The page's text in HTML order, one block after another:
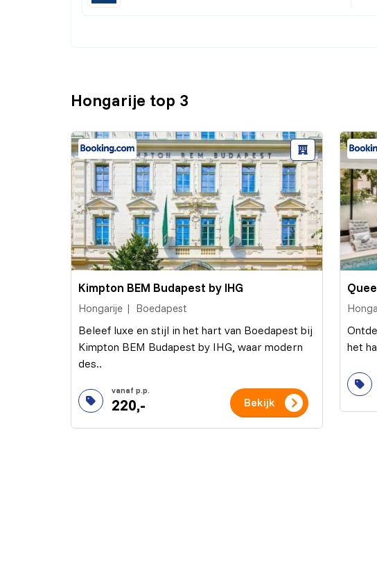
Hongarije top 3
Kimpton BEM Budapest by IHG
Hongarije Boedapest
Beleef luxe en stijl in het hart van Boedapest bij
Kimpton BEM Budapest by IHG, waar modern
des..
220,- Bekijk
het